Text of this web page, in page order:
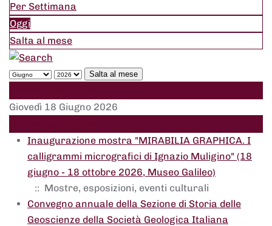
Per Settimana
Oggi
Salta al mese
Salta al mese
Giovedì 18 Giugno 2026
Inaugurazione mostra "MIRABILIA GRAPHICA. I
calligrammi micrografici di Ignazio Muligino" (18
giugno - 18 ottobre 2026, Museo Galileo)
:: Mostre, esposizioni, eventi culturali
Convegno annuale della Sezione di Storia delle
Geoscienze della Società Geologica Italiana